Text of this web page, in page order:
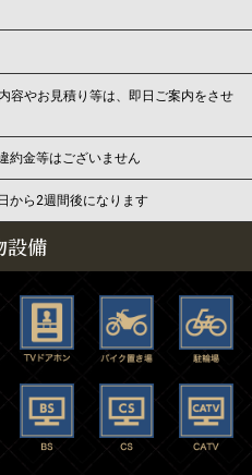
容やお見積り等は、即日ご案内をさせ
約金等はございません
から2週間後になります
設備